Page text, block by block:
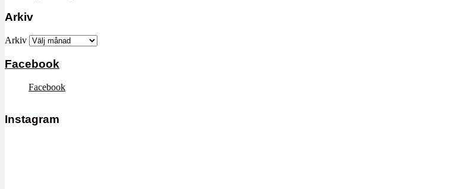
Arkiv
Arkiv
Facebook
Facebook
Instagram